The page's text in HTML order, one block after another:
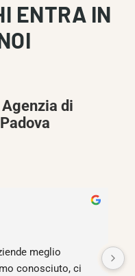
ENTRA IN
Agenzia di
meglio
conosciuto, ci